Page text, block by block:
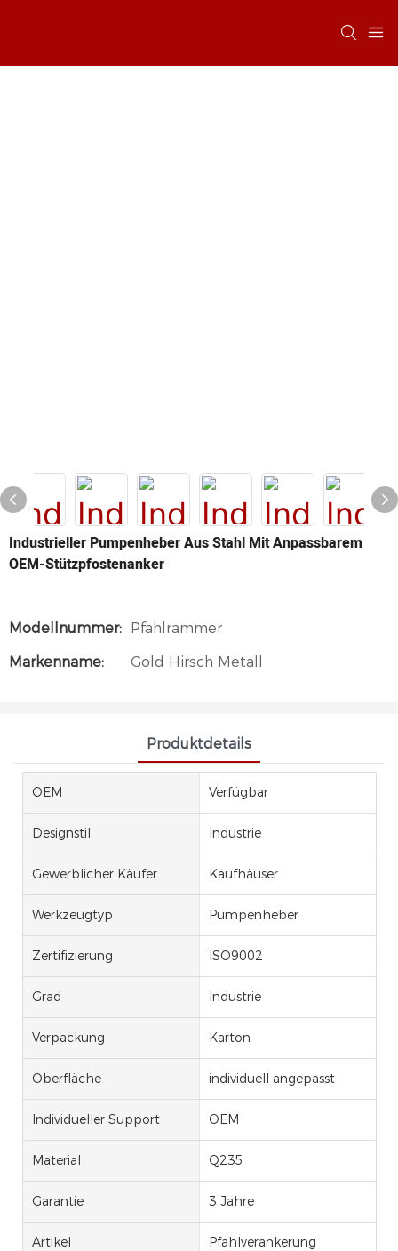
Industrieller Pumpenheber Aus Stahl Mit Anpassbarem
OEM-Stützpfostenanker
Modellnummer: Pfahlrammer
Markenname:
Gold Hirsch Metall
Produktdetails
OEM Verfügbar
Designstil Industrie
Gewerblicher Käufer Kaufhäuser
Werkzeugtyp Pumpenheber
Zertifizierung ISO9002
Grad Industrie
Verpackung Karton
Oberfläche individuell angepasst
Individueller Support OEM
Material Q235
Garantie 3 Jahre
Artikel Pfahlverankerung